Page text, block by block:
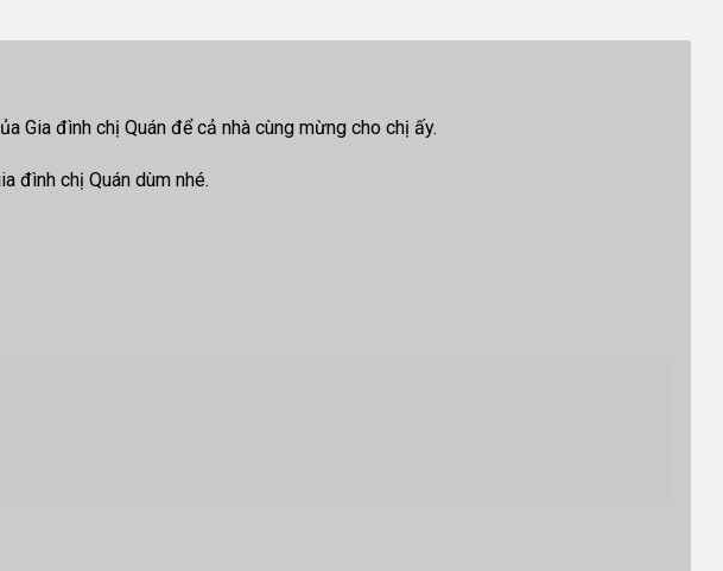
Gia đình chị Quán để cả nhà cùng mừng cho chị ấy.
đình chị Quán dùm nhé.